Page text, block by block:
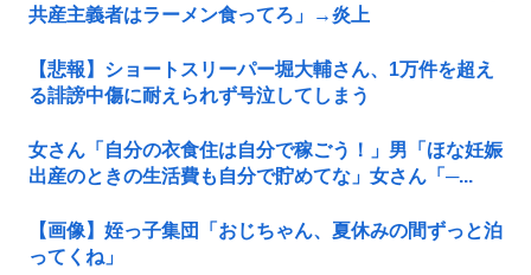
共産主義者はラーメン食ってろ」→炎上
【悲報】ショートスリーパー堀大輔さん、1万件を超え
る誹謗中傷に耐えられず号泣してしまう
女さん「自分の衣食住は自分で稼ごう！」男「ほな妊娠
出産のときの生活費も自分で貯めてな」女さん「─...
【画像】姪っ子集団「おじちゃん、夏休みの間ずっと泊
ってくね」